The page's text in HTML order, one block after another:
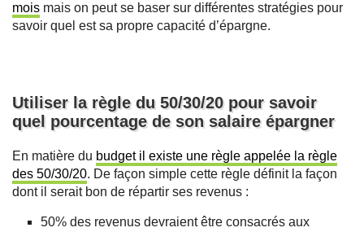
mois mais on peut se baser sur différentes stratégies pour
savoir quel est sa propre capacité d’épargne.
Utiliser la règle du 50/30/20 pour savoir
quel pourcentage de son salaire épargner
En matière du budget il existe une règle appelée la règle
des 50/30/20. De façon simple cette règle définit la façon
dont il serait bon de répartir ses revenus :
50% des revenus devraient être consacrés aux